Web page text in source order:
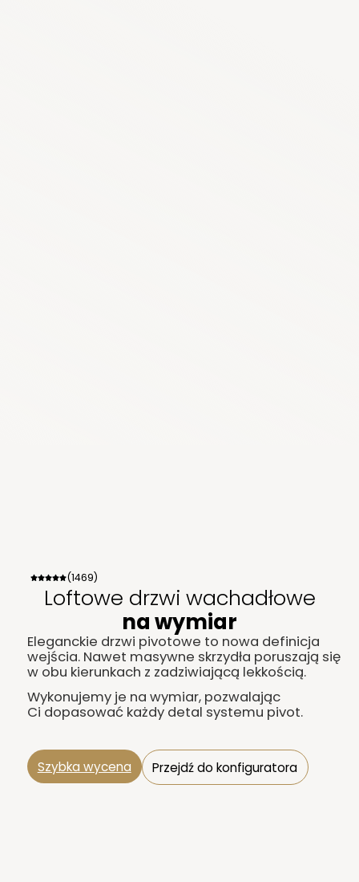
(1469)
Loftowe drzwi wachadłowe
na wymiar
Eleganckie drzwi pivotowe to nowa definicja
wejścia. Nawet masywne skrzydła poruszają się
w obu kierunkach z zadziwiającą lekkością.
Wykonujemy je na wymiar, pozwalając
Ci dopasować każdy detal systemu pivot.
Szybka wycena Przejdź do konfiguratora